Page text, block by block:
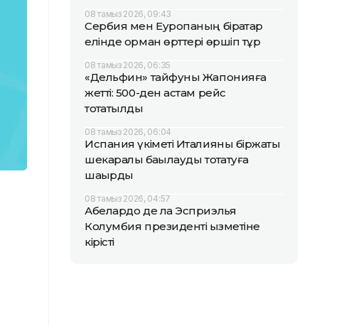
08 тамыз 2026, 09:43
Сербия мен Еуропаның бірқатар
елінде орман өрттері өршіп тұр
08 тамыз 2026, 06:35
«Дельфин» тайфуны Жапонияға
жетті: 500-ден астам рейс
тоқтатылды
08 тамыз 2026, 06:04
Испания үкіметі Италияны біржақты
шекаралық бақылауды тоқтатуға
шақырды
08 тамыз 2026, 04:57
Абелардо де ла Эсприэлья
Колумбия президенті қызметіне
кірісті